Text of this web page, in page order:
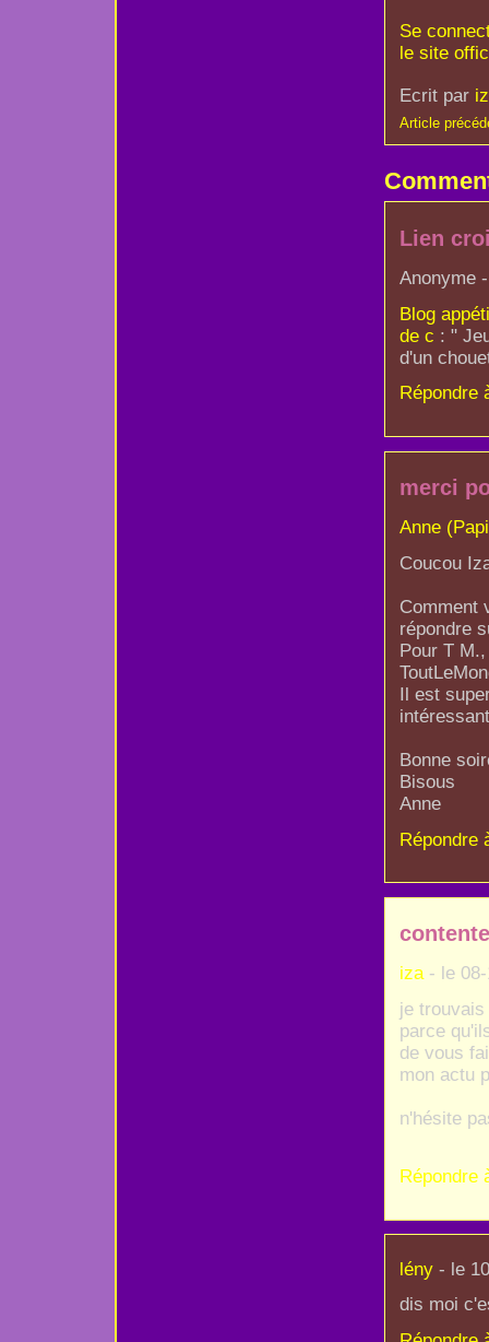
Se
le site
Ecrit par
Article
Lien
Anonyme
Blog
de c : "
d'un
Répondre
merci
Anne
Coucou
Comment
répondre
Pour T
Il est
Bonne
Bisous
Anne
Répondre
iza- le 08-
je
parce
de vous
mon actu
n'hésite
Répondre
lény- le
dis moi